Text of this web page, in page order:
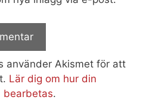
använder Akismet för att
Lär dig om hur din
bearbetas.